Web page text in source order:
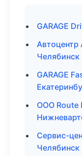
GARAGE
Автоцентр
Челябинск
GARAGE
ООО Route
Сервис-
Челябинск